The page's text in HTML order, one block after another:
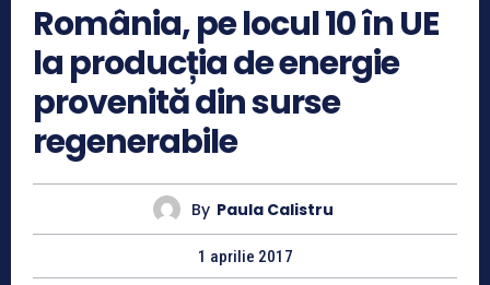
România, pe locul 10 în UE
la producția de energie
provenită din surse
regenerabile
By Paula Calistru
1 aprilie 2017